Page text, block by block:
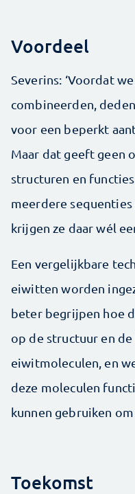
Voordeel
Severins: ‘Voordat
combineerden,
voor een beperkt
Maar dat geeft geen
structuren en
meerdere sequenties
krijgen ze daar wél
Een vergelijkbare
eiwitten worden
beter begrijpen hoe
op de structuur en de
eiwitmoleculen, en
deze moleculen
kunnen gebruiken
Toekomst